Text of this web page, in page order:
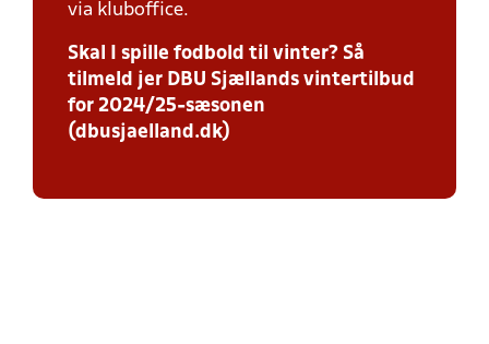
via kluboffice.
Skal I spille fodbold til vinter? Så
tilmeld jer DBU Sjællands vintertilbud
for 2024/25-sæsonen
(dbusjaelland.dk)